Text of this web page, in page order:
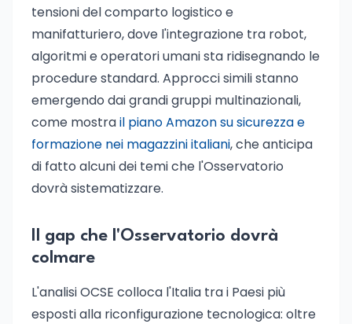
tensioni del comparto logistico e
manifatturiero, dove l'integrazione tra robot,
algoritmi e operatori umani sta ridisegnando le
procedure standard. Approcci simili stanno
emergendo dai grandi gruppi multinazionali,
come mostrail piano Amazon su sicurezza e
formazione nei magazzini italiani, che anticipa
di fatto alcuni dei temi che l'Osservatorio
dovrà sistematizzare.
Il gap che l'Osservatorio dovrà
colmare
L'analisi OCSE colloca l'Italia tra i Paesi più
esposti alla riconfigurazione tecnologica: oltre